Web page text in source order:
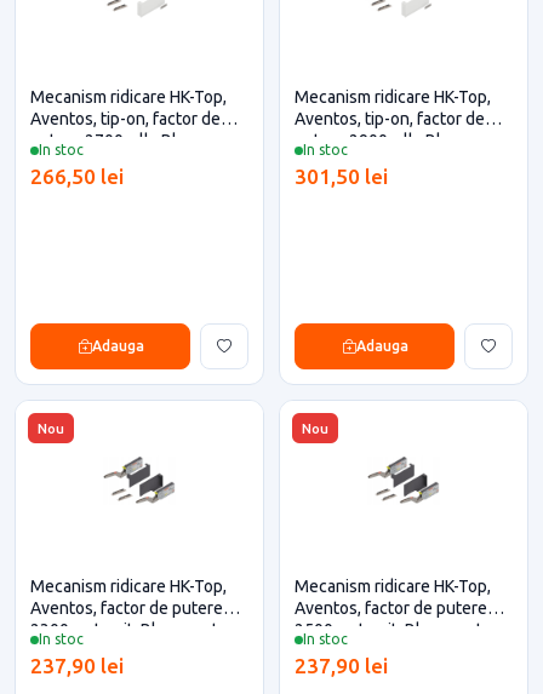
In stoc
Mecanism ridicare HK-Top,
Aventos, tip-on, factor de
putere 2700, alb, Blum
eficiente
266,50 lei
Adauga
In stoc
Mecanism ridicare HK-Top,
Aventos, tip-on, factor de
putere 2900, alb, Blum
eficiente
301,50 lei
Adauga
Nou
In stoc
Mecanism ridicare HK-Top,
Aventos, factor de putere
2300, antracit, Blum pentru
237,90 lei
Nou
In stoc
Mecanism ridicare HK-Top,
Aventos, factor de putere
2500, antracit, Blum pentru
237,90 lei